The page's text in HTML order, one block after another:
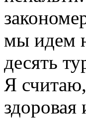
мы идем
десять
Я
здоровая